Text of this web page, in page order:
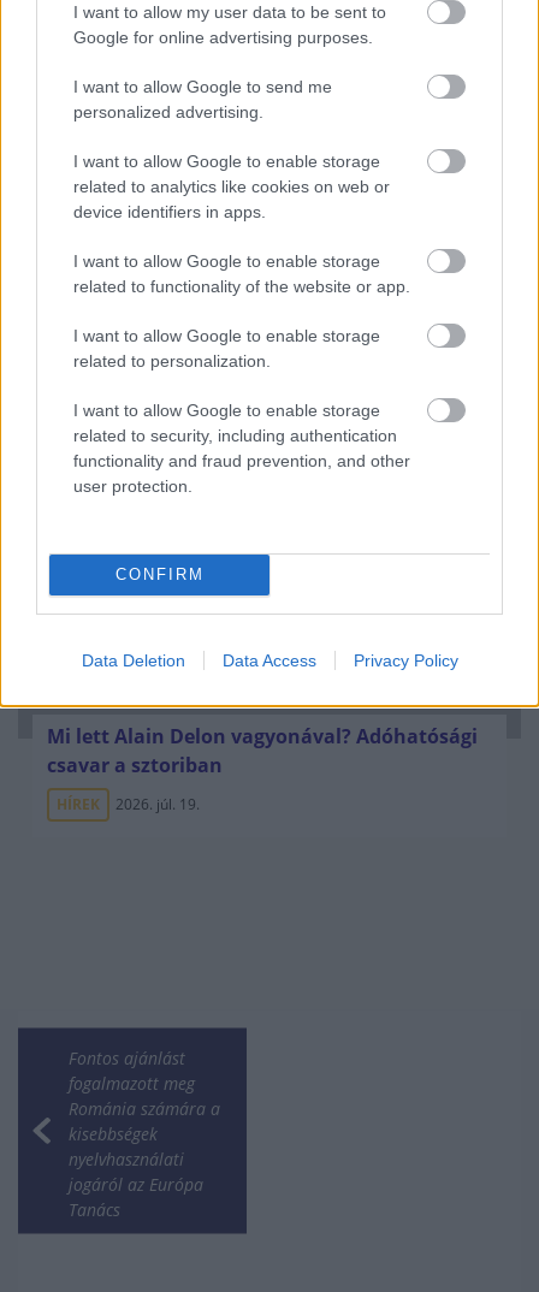
I want to allow my user data to be sent to
Google for online advertising purposes.
I want to allow Google to send me
personalized advertising.
I want to allow Google to enable storage
related to analytics like cookies on web or
device identifiers in apps.
I want to allow Google to enable storage
related to functionality of the website or app.
I want to allow Google to enable storage
related to personalization.
I want to allow Google to enable storage
related to security, including authentication
functionality and fraud prevention, and other
user protection.
CONFIRM
Data Deletion Data Access Privacy Policy
pénzek érkezéséhez még szükségesek
Minden idők legjövedelmezőbbje és
legdrágábbja volt az amerikai foci vb -
HÍREK 2026. júl. 20.
Mi lett Alain Delon vagyonával? Adóhatósági
csavar a sztoriban
HÍREK 2026. júl. 19.
Fontos ajánlást
fogalmazott meg
Románia számára a
kisebbségek
nyelvhasználati
jogáról az Európa
Tanács